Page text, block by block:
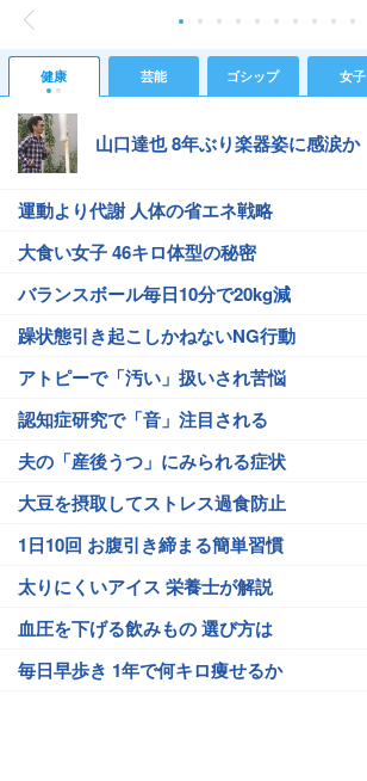
健康 芸能 ゴシップ 女子
山口達也 8年ぶり楽器姿に感涙か
運動より代謝 人体の省エネ戦略
大食い女子 46キロ体型の秘密
バランスボール毎日10分で20kg減
躁状態引き起こしかねないNG行動
アトピーで「汚い」扱いされ苦悩
認知症研究で「音」注目される
夫の「産後うつ」にみられる症状
大豆を摂取してストレス過食防止
1日10回 お腹引き締まる簡単習慣
太りにくいアイス 栄養士が解説
血圧を下げる飲みもの 選び方は
毎日早歩き 1年で何キロ痩せるか